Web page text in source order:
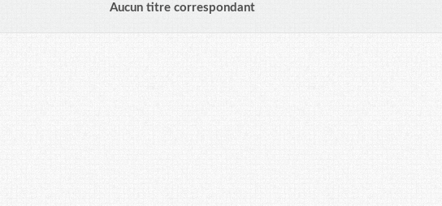
Aucun titre correspondant